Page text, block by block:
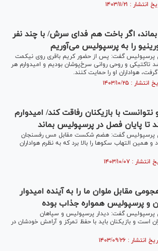
بماند، اگر باخت هم فدای سرش/ با چند نفر
را به پرسپولیس می‌آوریم
پرسپولیس گفت: پس از حضور کریم باقری روی نیکمت
تاکتیکی و روحی روانی سرخ‌پوشان بودیم و امیدوارم هر
هواداران او را حمایت کنند.
نتوانست با بازیکنان رفاقت کند/ امیدوارم
تا پایان فصل در پرسپولیس بماند
پرسپولیس گفت: هضم شکست مقابل مس رفسنجان
همین التهاب سکو‌ها را بالا برد که به نظرم هواداران
مقابل ملوان ما را به آینده امیدوار
و پرسپولیس همواره جذاب بوده
پرسپولیس گفت: دیدار پرسپولیس و سپاهان
است و بازیکنان باید با حفظ تمرکز و آرامش خودشان در